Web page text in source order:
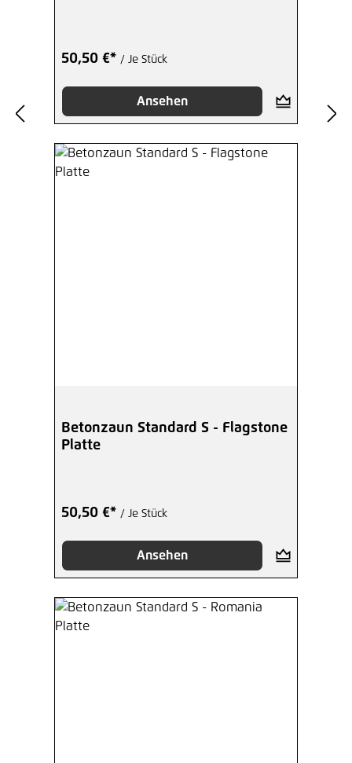
50,50 €* / Je Stück
Ansehen
Betonzaun Standard S - Flagstone
Platte
50,50 €* / Je Stück
Ansehen